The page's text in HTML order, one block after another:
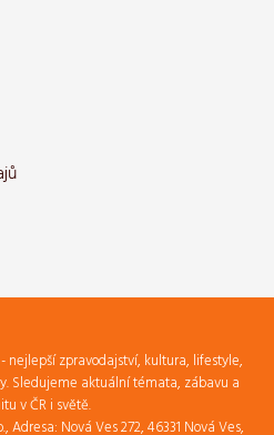
nejlepší zpravodajství, kultura, lifestyle,
Sledujeme aktuální témata, zábavu a
v ČR i světě.
Adresa: Nová Ves 272, 46331 Nová Ves,